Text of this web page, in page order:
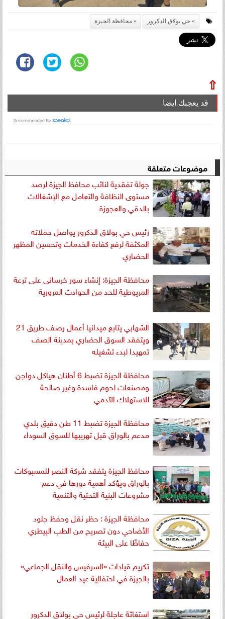
حي بولاق الدكرور محافظة الجيزة
⇧
قد يعجبك ايضا
موضوعات متعلقة
جولة تفقدية لنائب محافظ الجيزة لرصد
مستوى النظافة والتعامل مع الإشغالات
بالدقي والعجوزة
رئيس حي بولاق الدكرور يواصل حملاته
المكثفة لرفع كفاءة الخدمات وتحسين المظهر
الحضاري
محافظة الجيزة: إنشاء سور خرسانى على ترعة
المريوطية للحد من الحوادث المرورية
الشهابي يتابع ميدانيا أعمال رصف طريق 21
ويتفقد السوق الحضاري بمدينة الصف
تمهيدا لبدء تشغيله
محافظة الجيزة تضبط 6 أطنان هياكل دواجن
ومصنعات لحوم فاسدة وغير صالحة
للاستهلاك الآدمي
محافظة الجيزة تضبط 11 طن دقيق بلدي
مدعم بالوراق قبل تهريبها للسوق السوداء
محافظ الجيزة يتفقد شركة النصر للمسبوكات
بالوراق ويؤكد أهمية دورها في دعم
مشروعات البنية التحتية والتنمية
محافظة الجيزة : حظر نقل وحفظ جلود
الأضاحي دون تصريح من الطب البيطري
حفاظًا على البيئة
تكريم قيادات «السرفيس والنقل الجماعي»
بالجيزة في احتفالية عيد العمال
استغاثة عاجلة لرئيس حي بولاق الدكرور